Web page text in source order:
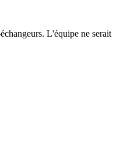
L'équipe ne serait